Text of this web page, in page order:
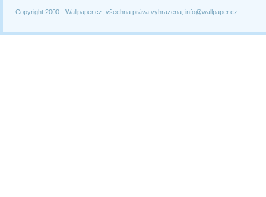
Copyright 2000 - Wallpaper.cz, všechna práva vyhrazena, info@wallpaper.cz